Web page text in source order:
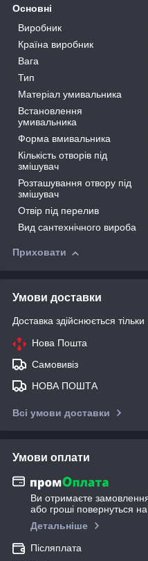
Основні
Виробник
Країна виробник
Вага
Тип
Матеріал умивальника
Встановлення
умивальника
Форма вмивальника
Кількість отворів під
змішувач
Розташування отвору під
змішувач
Отвір під перелив
Вид сантехнічного вироба
Приховати
Умови доставки
Доставка здійснюється
Нова Пошта
Самовивіз
НОВА ПОШТА
Всі умови доставки
Умови оплати
Ви отримаєте
або гроші повернуться
Детальніше
Післяплата